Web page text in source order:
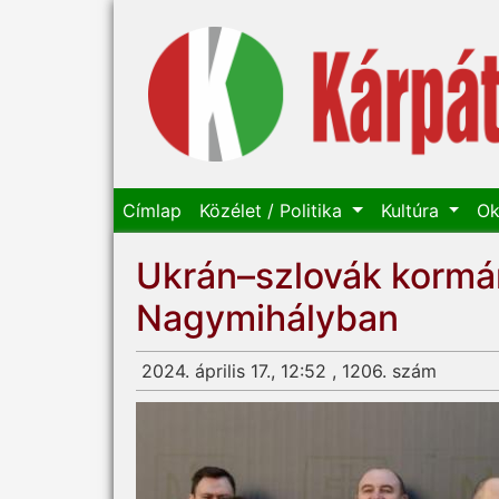
Címlap Közélet / Politika Kultúra
Ukrán–szlovák
Nagymihályban
2024. április 17., 12:52 , 1206. szám